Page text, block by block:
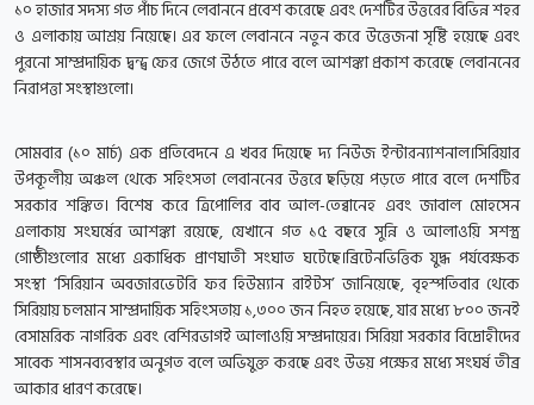
১০ হাজার সদস্য গত পাঁচ দিনে লেবাননে প্রবেশ করেছে এবং দেশটির উত্তরের বিভিন্ন শহর
ও এলাকায় আশ্রয় নিয়েছে। এর ফলে লেবাননে নতুন করে উত্তেজনা সৃষ্টি হয়েছে এবং
পুরনো সাম্প্রদায়িক দ্বন্দ্ব ফের জেগে উঠতে পারে বলে আশঙ্কা প্রকাশ করেছে লেবাননের
নিরাপত্তা সংস্থাগুলো।
সোমবার (১০ মার্চ) এক প্রতিবেদনে এ খবর দিয়েছে দ্য নিউজ ইন্টারন্যাশনাল।সিরিয়ার
উপকূলীয় অঞ্চল থেকে সহিংসতা লেবাননের উত্তরে ছড়িয়ে পড়তে পারে বলে দেশটির
সরকার শঙ্কিত। বিশেষ করে ত্রিপোলির বাব আল-তেব্বানেহ এবং জাবাল মোহসেন
এলাকায় সংঘর্ষের আশঙ্কা রয়েছে, যেখানে গত ১৫ বছরে সুন্নি ও আলাওয়ি সশস্ত্র
গোষ্ঠীগুলোর মধ্যে একাধিক প্রাণঘাতী সংঘাত ঘটেছে।ব্রিটেনভিত্তিক যুদ্ধ পর্যবেক্ষক
সংস্থা ‘সিরিয়ান অবজারভেটরি ফর হিউম্যান রাইটস’ জানিয়েছে, বৃহস্পতিবার থেকে
সিরিয়ায় চলমান সাম্প্রদায়িক সহিংসতায় ১,৩০০ জন নিহত হয়েছে, যার মধ্যে ৮০০ জনই
বেসামরিক নাগরিক এবং বেশিরভাগই আলাওয়ি সম্প্রদায়ের। সিরিয়া সরকার বিদ্রোহীদের
সাবেক শাসনব্যবস্থার অনুগত বলে অভিযুক্ত করছে এবং উভয় পক্ষের মধ্যে সংঘর্ষ তীব্র
আকার ধারণ করেছে।